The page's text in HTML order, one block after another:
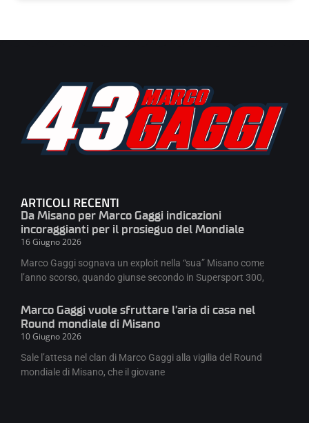
ARTICOLI RECENTI
Da Misano per Marco Gaggi indicazioni
incoraggianti per il prosieguo del Mondiale
16 Giugno 2026
Marco Gaggi sognava un exploit nella “sua” Misano come
l’anno scorso, quando giunse secondo in Supersport 300,
Marco Gaggi vuole sfruttare l’aria di casa nel
Round mondiale di Misano
10 Giugno 2026
Sale l’attesa nel clan di Marco Gaggi alla vigilia del Round
mondiale di Misano, che il giovane